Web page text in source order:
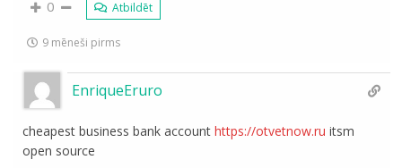
0 Atbildēt
9 mēneši pirms
EnriqueEruro
cheapest business bank accounthttps://otvetnow.ru itsm
open source